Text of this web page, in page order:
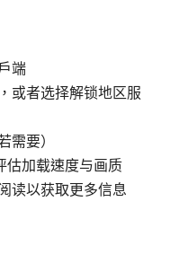
端
或者选择解锁地区服
需要）
估加载速度与画质
读以获取更多信息